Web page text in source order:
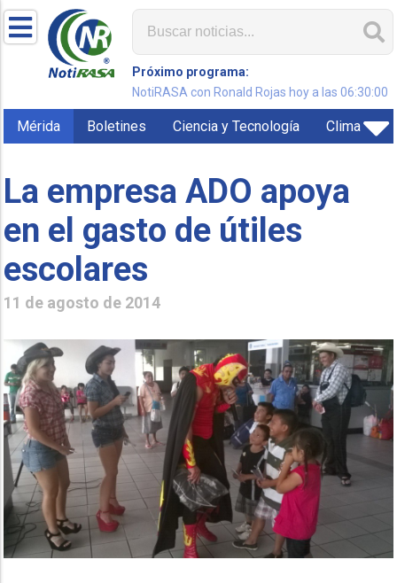
Próximo programa:
NotiRASA con Ronald Rojas hoy a las 06:30:00
Mérida Boletines Ciencia y Tecnología Clima
La empresa ADO apoya
en el gasto de útiles
escolares
11 de agosto de 2014